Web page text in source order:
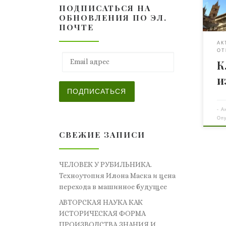
-
ПОДПИСАТЬСЯ НА
ОБНОВЛЕНИЯ ПО ЭЛ.
ПОЧТЕ
ПОДПИСАТЬСЯ
СВЕЖИЕ ЗАПИСИ
ЧЕЛОВЕК У РУБИЛЬНИКА.
Техноутопия Илона Маска и цена
перехода в машинное будущее
АВТОРСКАЯ НАУКА КАК
ИСТОРИЧЕСКАЯ ФОРМА